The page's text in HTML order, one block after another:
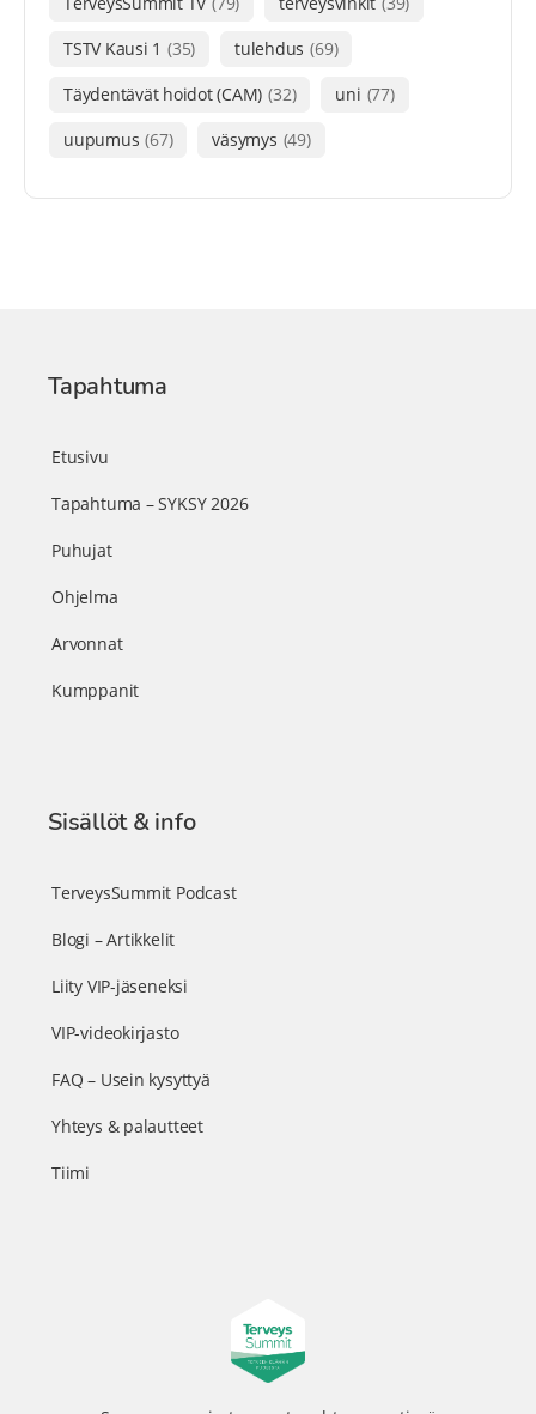
TSTV Kausi 1 (35) tulehdus (69)
Täydentävät hoidot (CAM) (32) uni (77)
uupumus (67) väsymys (49)
Tapahtuma
Etusivu
Tapahtuma – SYKSY 2026
Puhujat
Ohjelma
Arvonnat
Kumppanit
Sisällöt & info
TerveysSummit Podcast
Blogi – Artikkelit
Liity VIP-jäseneksi
VIP-videokirjasto
FAQ – Usein kysyttyä
Yhteys & palautteet
Tiimi